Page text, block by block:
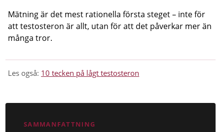
Mätning är det mest rationella första steget – inte för
att testosteron är allt, utan för att det påverkar mer än
många tror.
Les også: 10 tecken på lågt testosteron
SAMMANFATTNING